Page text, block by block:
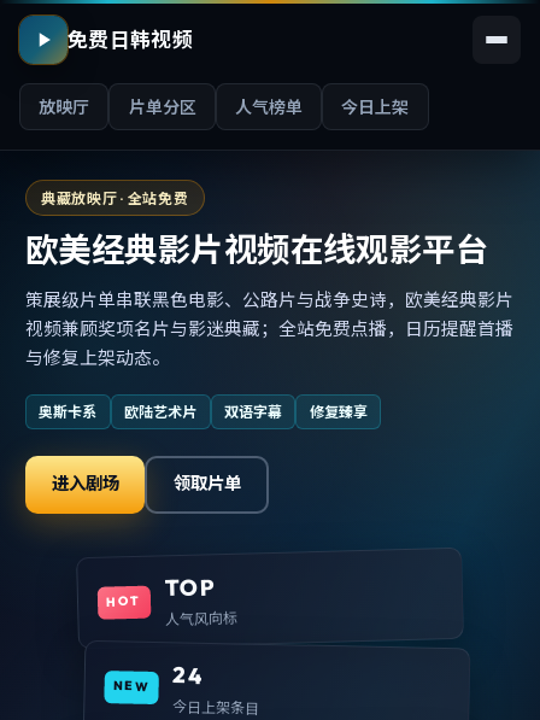
免费日韩视频
放映厅 片单分区 人气榜单 今日上架
典藏放映厅 · 全站免费
欧美经典影片视频在线观影平台
策展级片单串联黑色电影、公路片与战争史诗，欧美经典影片
视频兼顾奖项名片与影迷典藏；全站免费点播，日历提醒首播
与修复上架动态。
奥斯卡系 欧陆艺术片 双语字幕 修复臻享
进入剧场 领取片单
HOT TOP
人气风向标
NEW 24
今日上架条目